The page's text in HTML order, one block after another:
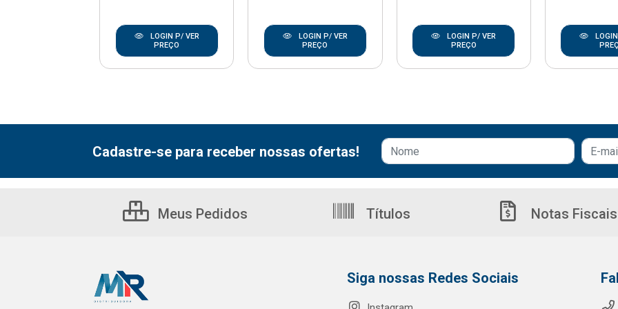
LOGIN P/ VER
PREÇO
LOGIN P/ VER
PREÇO
LOGIN P/ VER
PREÇO
Cadastre-se para receber nossas ofertas!
Meus Pedidos Títulos Notas Fiscais
Siga nossas Redes Sociais